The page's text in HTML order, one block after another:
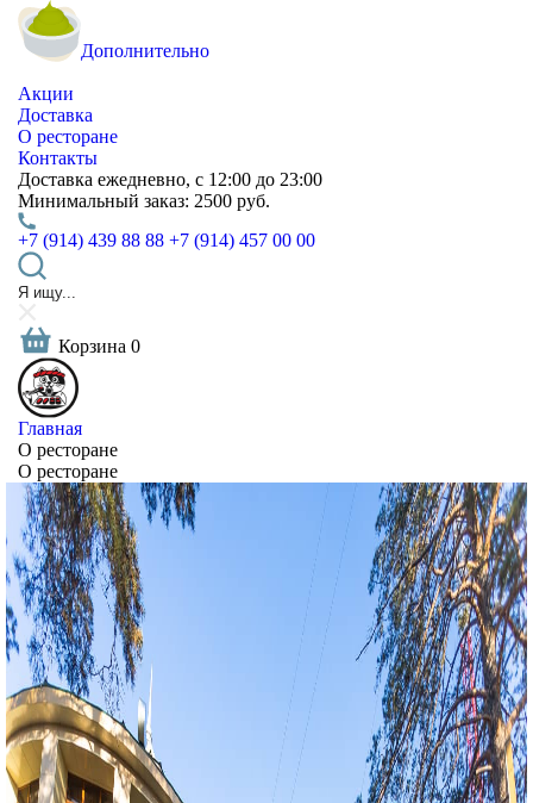
Дополнительно
Акции
Доставка
О ресторане
Контакты
Доставка ежедневно, с 12:00 до 23:00
Минимальный заказ: 2500 руб.
+7 (914) 439 88 88 +7 (914) 457 00 00
Корзина 0
Главная
О ресторане
О ресторане